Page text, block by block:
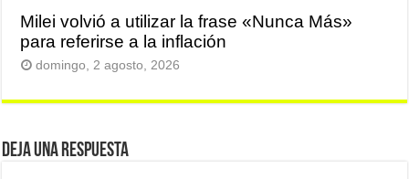
Milei volvió a utilizar la frase «Nunca Más»
para referirse a la inflación
domingo, 2 agosto, 2026
Deja una respuesta